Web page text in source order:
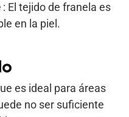
: El tejido de franela es
en la piel.
es ideal para áreas
no ser suficiente